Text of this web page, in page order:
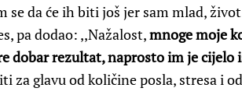
se da će ih biti još jer sam mlad,
pa dodao: ,,Nažalost,mnoge moje
dobar rezultat, naprosto im je
za glavu od količine posla, stresa i